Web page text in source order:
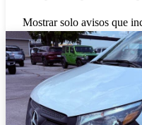
Mostrar solo avisos que